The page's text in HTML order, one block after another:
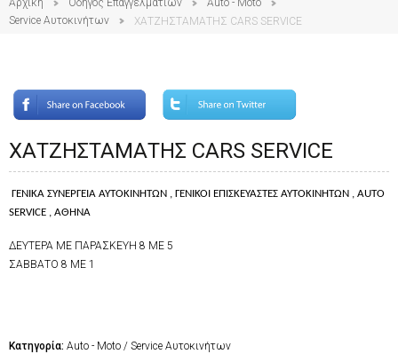
Service Αυτοκινήτων
ΧΑΤΖΗΣΤΑΜΑΤΗΣ CARS SERVICE
ΧΑΤΖΗΣΤΑΜΑΤΗΣ CARS SERVICE
ΓΕΝΙΚΑ ΣΥΝΕΡΓΕΙΑ ΑΥΤΟΚΙΝΗΤΩΝ , ΓΕΝΙΚΟΙ ΕΠΙΣΚΕΥΑΣΤΕΣ ΑΥΤΟΚΙΝΗΤΩΝ , AUTO
SERVICE , ΑΘΗΝΑ
ΔΕΥΤΕΡΑ ΜΕ ΠΑΡΑΣΚΕΥΗ 8 ΜΕ 5
ΣΑΒΒΑΤΟ 8 ΜΕ 1
Κατηγορία: Auto - Moto / Service Αυτοκινήτων